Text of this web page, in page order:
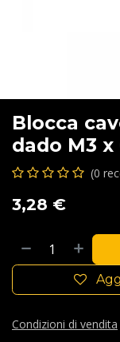
Blocca
dado M3 x
(0
3,28 €
Condizioni di vendita